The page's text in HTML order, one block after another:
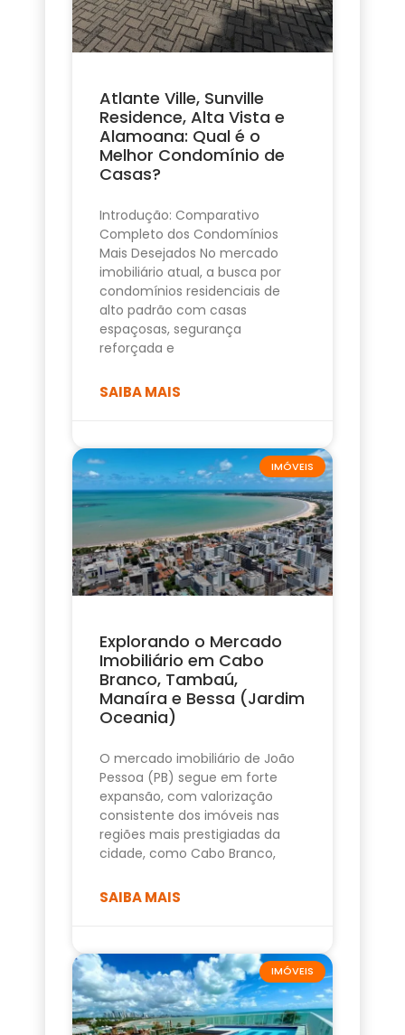
Atlante Ville, Sunville
Residence, Alta Vista e
Alamoana: Qual é o
Melhor Condomínio de
Casas?
Introdução: Comparativo
Completo dos Condomínios
Mais Desejados No mercado
imobiliário atual, a busca por
condomínios residenciais de
alto padrão com casas
espaçosas, segurança
reforçada e
SAIBA MAIS
IMÓVEIS
Explorando o Mercado
Imobiliário em Cabo
Branco, Tambaú,
Manaíra e Bessa (Jardim
Oceania)
O mercado imobiliário de João
Pessoa (PB) segue em forte
expansão, com valorização
consistente dos imóveis nas
regiões mais prestigiadas da
cidade, como Cabo Branco,
SAIBA MAIS
IMÓVEIS